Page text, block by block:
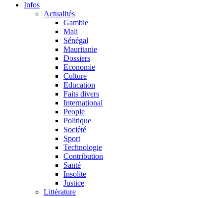
Infos
Actualités
Gambie
Mali
Sénégal
Mauritanie
Dossiers
Economie
Culture
Education
Faits divers
International
People
Politique
Société
Sport
Technologie
Contribution
Santé
Insolite
Justice
Littérature